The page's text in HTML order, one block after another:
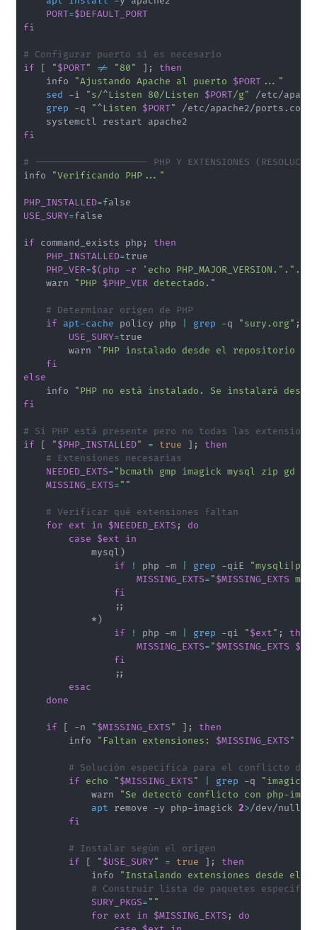
PORT=$DEFAULT_PORT
fi
# Configurar puerto si es necesario
if
[ "$PORT" != "80" ] ;
then
    info
"Ajustando Apache al puerto $PORT ..."
sed -i "s/^Listen 80/Listen $PORT/g"
/etc/
grep -q "^Listen $PORT"
/etc/apache2/
fi
# -------------------- PHP Y EXTENSIONES
info "Verificando PHP..."
PHP_INSTALLED=
USE_SURY=false
if command_exists php ;
then
PHP_INSTALLED=true
PHP_VER=$( php -r
'echo
    warn
"PHP $PHP_VER detectado."
# Determinar origen de PHP
if
apt-cache policy php grep -q "sury.org" ;
USE_SURY=true
        warn
"PHP instalado desde el repositorio
fi
else
    info
"PHP no está instalado. Se instalará
fi
# Si PHP está presente pero no todas las
if
[ "$PHP_INSTALLED" = true ] ;
then
# Extensiones necesarias
NEEDED_EXTS="bcmath gmp imagick mysql zip gd
MISSING_EXTS=""
# Verificar qué extensiones faltan
for
ext in $NEEDED_EXTS ;
do
case
$ext
in
            mysql
)
if
! php -m grep -qiE
MISSING_EXTS="$MISSING_EXTS
fi
;;
            *
)
if
! php -m grep -qi "$ext" ;
then
MISSING_EXTS="$MISSING_EXTS
fi
;;
esac
done
if [ -n "$MISSING_EXTS" ] ;
then
        info
"Faltan extensiones: $MISSING_EXTS"
# Solución específica para el conflicto de
if
echo "$MISSING_EXTS" grep -q "imagick"
            warn
"Se detectó conflicto con php-
apt remove -y php-imagick 2>/dev/null
fi
# Instalar según el origen
if
[ "$USE_SURY" = true ] ;
then
            info
"Instalando extensiones desde el
# Construir lista de paquetes
SURY_PKGS=""
for
ext in $MISSING_EXTS ;
do